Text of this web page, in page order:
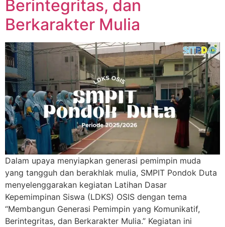
Berintegritas, dan
Berkarakter Mulia
Dalam upaya menyiapkan generasi pemimpin muda
yang tangguh dan berakhlak mulia, SMPIT Pondok Duta
menyelenggarakan kegiatan Latihan Dasar
Kepemimpinan Siswa (LDKS) OSIS dengan tema
“Membangun Generasi Pemimpin yang Komunikatif,
Berintegritas, dan Berkarakter Mulia.” Kegiatan ini